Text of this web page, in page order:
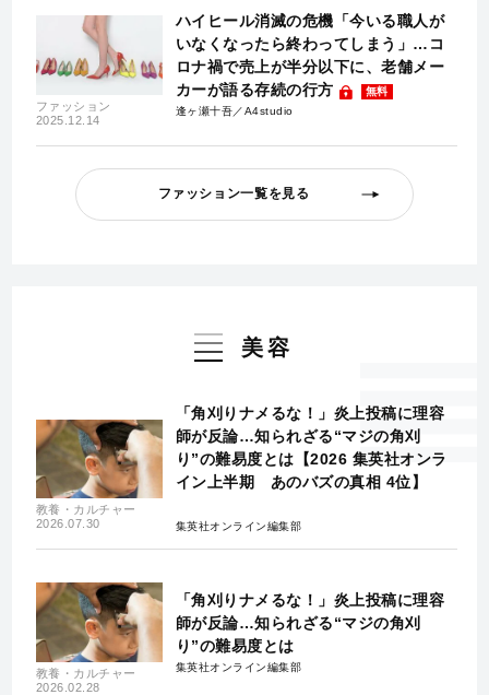
ファッション
2025.12.14
ハイヒール消滅の危機「今いる職人が
いなくなったら終わってしまう」…コ
ロナ禍で売上が半分以下に、老舗メー
カーが語る存続の行方
無料
逢ヶ瀬十吾／A4studio
ファッション一覧を見る
美容
教養・カルチャー
2026.07.30
「角刈りナメるな！」炎上投稿に理容
師が反論…知られざる“マジの角刈
り”の難易度とは【2026 集英社オンラ
イン上半期 あのバズの真相 4位】
集英社オンライン編集部
教養・カルチャー
2026.02.28
「角刈りナメるな！」炎上投稿に理容
師が反論…知られざる“マジの角刈
り”の難易度とは
集英社オンライン編集部